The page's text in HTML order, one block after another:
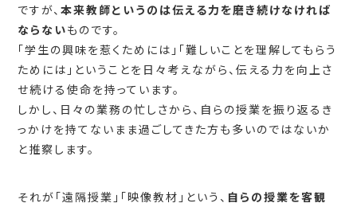
ですが、本来教師というのは伝える力を磨き続けなければ
ならないものです。
「学生の興味を惹くためには」「難しいことを理解してもらう
ためには」ということを日々考えながら、伝える力を向上さ
せ続ける使命を持っています。
しかし、日々の業務の忙しさから、自らの授業を振り返るき
っかけを持てないまま過ごしてきた方も多いのではないか
と推察します。
それが「遠隔授業」「映像教材」という、 自らの授業を客観